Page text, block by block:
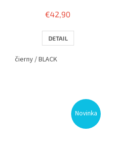
€42,90
DETAIL
čierny / BLACK
Novinka